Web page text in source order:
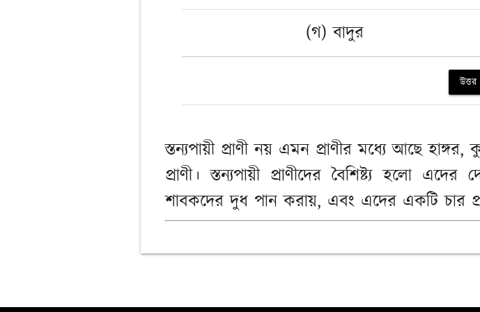
(গ) বাদুর
উত্তর
স্তন্যপায়ী প্রাণী নয় এমন প্রাণীর মধ্যে আছে
প্রাণী। স্তন্যপায়ী প্রাণীদের বৈশিষ্ট্য হলো
শাবকদের দুধ পান করায়, এবং এদের একটি চার